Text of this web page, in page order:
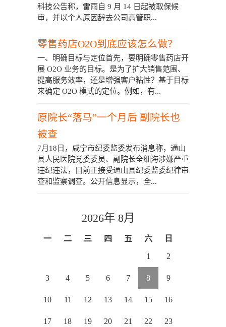
科技公告称，雷雨自 9 月 14 日起被取保候
审，并以个人原因辞去公司高管职...
零售药店O2O到底应该怎么做？
一、明确目标与定位首先，要明确零售药店开
展 O2O 业务的目标。是为了扩大销售范围、
提高服务效率，还是增强客户粘性？基于目标
来确定 O2O 模式的定位。例如，有...
原院长“落马”一个月后 副院长也
被查
7月18日，咸宁市纪委监委发布消息称，通山
县人民医院党委委员、副院长全细海涉嫌严重
违纪违法，目前正接受通山县纪委监委纪律审
查和监察调查。公开信息显示，全...
2026年 8月
一 二 三 四 五 六 日
1 2
3 4 5 6 7 8 9
10 11 12 13 14 15 16
17 18 19 20 21 22 23